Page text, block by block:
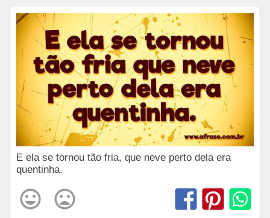
E ela se tornou tão fria, que neve perto dela era
quentinha.